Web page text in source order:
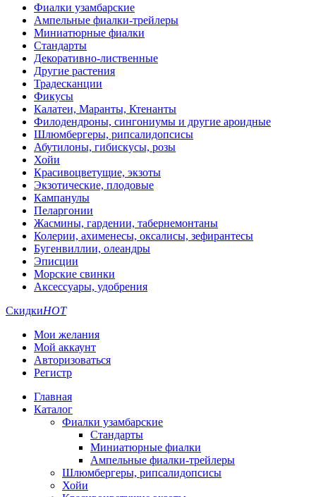
Фиалки узамбарские
Ампельные фиалки-трейлеры
Миниатюрные фиалки
Стандарты
Декоративно-лиственные
Другие растения
Традесканции
Фикусы
Калатеи, Маранты, Ктенанты
Филодендроны, сингониумы и другие ароидные
Шлюмбергеры, рипсалидопсисы
Абутилоны, гибискусы, розы
Хойи
Красивоцветущие, экзоты
Экзотические, плодовые
Кампанулы
Пеларгонии
Жасмины, гардении, табернемонтаны
Колерии, ахименесы, оксалисы, зефирантесы
Бугенвиллии, олеандры
Эписции
Морские свинки
Аксессуары, удобрения
СкидкиHOT
Мои желания
Мой аккаунт
Авторизоваться
Регистр
Главная
Каталог
Фиалки узамбарские
Стандарты
Миниатюрные фиалки
Ампельные фиалки-трейлеры
Шлюмбергеры, рипсалидопсисы
Хойи